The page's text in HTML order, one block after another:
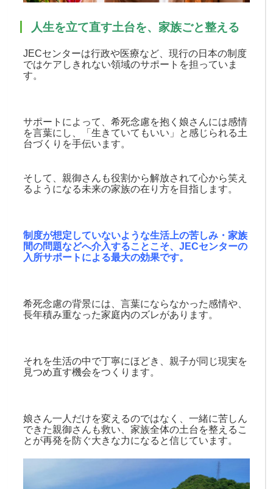
人生を立て直す土台を、家族ごと整える
JECセンターは行政や医療など、現行の日本の制度
ではケアしきれない領域のサポートを担っていま
す。
サポートによって、希死念慮を抱く娘さんには感情
を言葉にし、「生きていてもいい」と感じられる土
台づくりを手伝います。
そして、 親御さんも役割から解放されて心から笑え
るようになる未来の家族の在り方を目指します。
制度が想定していないような生活上の苦しみ・家族
間の問題などへ介入することこそ、JECセンターの
入所サポートによる最大の効果です。
希死念慮の背景には、言葉にならなかった感情や、
長年積み重なった家庭内のズレがあります。
それを生活の中で丁寧にほどき、親子が同じ現実を
見つめ直す機会をつくります。
娘さん一人だけを変えるのではなく、一緒に苦しん
できた親御さんも救い、家族全体の土台を整えるこ
とが再発を防ぐ大きな力になると信じています。